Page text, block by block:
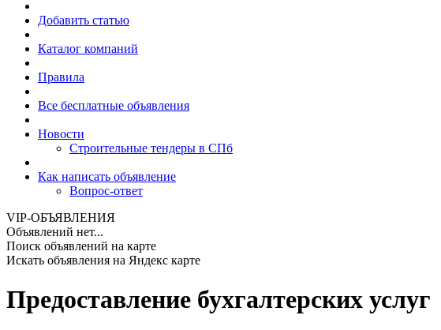
Добавить статью
Каталог компаний
Правила
Все бесплатные объявления
Новости
Строительные тендеры в СПб
Как написать объявление
Вопрос-ответ
VIP-ОБЪЯВЛЕНИЯ
Объявлений нет...
Поиск объявлений на карте
Искать объявления на Яндекс карте
Предоставление бухгалтерских услуг